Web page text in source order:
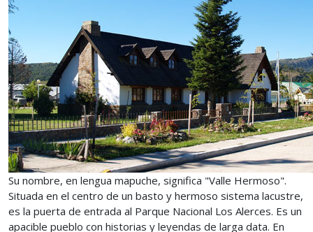
Su nombre, en lengua mapuche, significa "Valle Hermoso".
Situada en el centro de un basto y hermoso sistema lacustre,
es la puerta de entrada al Parque Nacional Los Alerces. Es un
apacible pueblo con historias y leyendas de larga data. En